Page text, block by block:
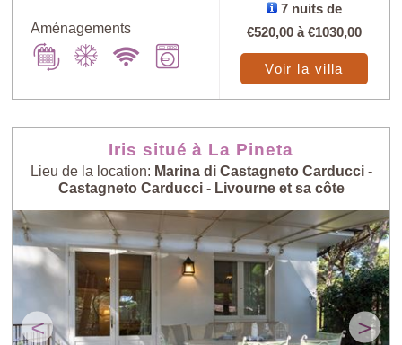
Aménagements
7 nuits de
€520,00 à€1030,00
Voir la villa
Iris situé à La Pineta
Lieu de la location: Marina di Castagneto Carducci -
Castagneto Carducci - Livourne et sa côte
< >